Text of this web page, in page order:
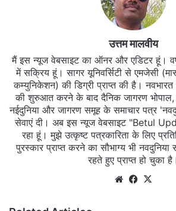
उत्तम मालवीय
मैं इस न्यूज वेबसाइट का ऑनर और एडिटर हूं।
में सक्रिय हूं। सागर यूनिवर्सिटी से एमजेसी
कम्युनिकेशन) की डिग्री प्राप्त की है।
की शुरुआत करने के बाद दैनिक जागरण भोपाल,
नईदुनिया और जागरण समूह के समाचार पत्र
सेवाएं दी। अब इस न्यूज वेबसाइट "Betul
रहा हूं। मुझे उत्कृष्ट पत्रकारिता के लिए
पुरस्कार प्राप्त करने का सौभाग्य भी नवदुनिया
रहते हुए प्राप्त हो चुका है।
WebsiteFacebook